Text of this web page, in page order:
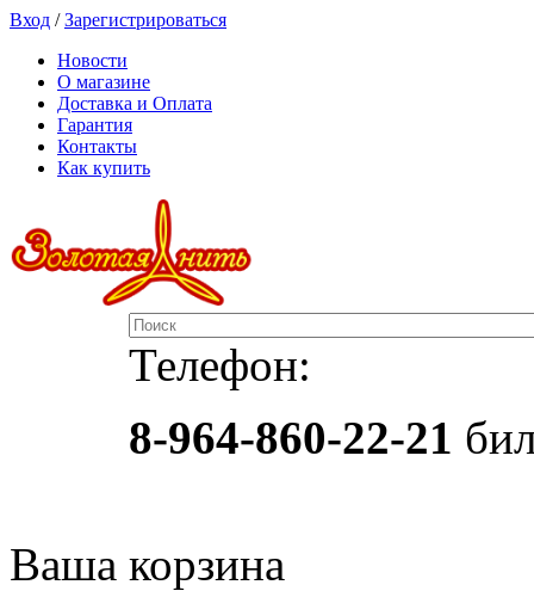
Вход /Зарегистрироваться
Новости
О магазине
Доставка и Оплата
Гарантия
Контакты
Как купить
Телефон:
8-964-860-22-21
Ваша корзина